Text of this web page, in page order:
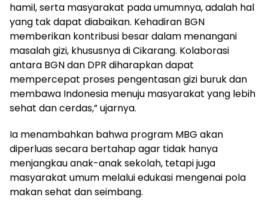
hamil, serta masyarakat pada umumnya, adalah hal
yang tak dapat diabaikan. Kehadiran BGN
memberikan kontribusi besar dalam menangani
masalah gizi, khususnya di Cikarang. Kolaborasi
antara BGN dan DPR diharapkan dapat
mempercepat proses pengentasan gizi buruk dan
membawa Indonesia menuju masyarakat yang lebih
sehat dan cerdas,” ujarnya.
Ia menambahkan bahwa program MBG akan
diperluas secara bertahap agar tidak hanya
menjangkau anak-anak sekolah, tetapi juga
masyarakat umum melalui edukasi mengenai pola
makan sehat dan seimbang.